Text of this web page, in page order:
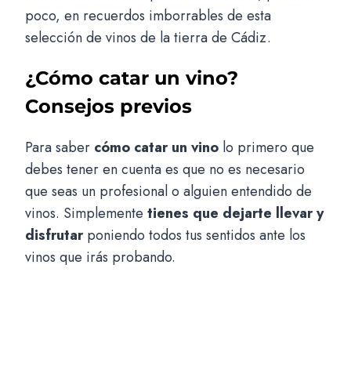
poco, en recuerdos imborrables de esta
selección de vinos de la tierra de Cádiz.
¿Cómo catar un vino?
Consejos previos
Para saber cómo catar un vino lo primero que
debes tener en cuenta es que no es necesario
que seas un profesional o alguien entendido de
vinos. Simplemente tienes que dejarte llevar y
disfrutarponiendo todos tus sentidos ante los
vinos que irás probando.